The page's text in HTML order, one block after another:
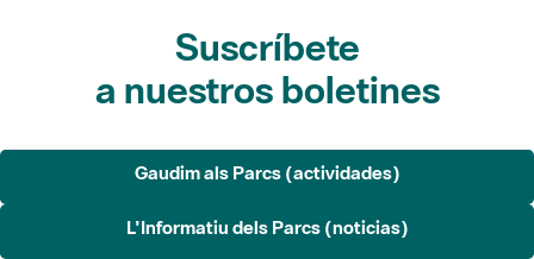
Suscríbete
a nuestros boletines
Gaudim als Parcs (actividades)
L'Informatiu dels Parcs (noticias)